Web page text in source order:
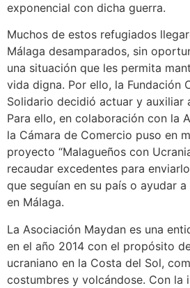
exponencial con dicha guerra.
Muchos de estos refugiados
Málaga desamparados, sin
una situación que les permita
vida digna. Por ello, la Fundación
Solidario decidió actuar y auxiliar
Para ello, en colaboración con la
la Cámara de Comercio puso en
proyecto “Malagueños con
recaudar excedentes para
que seguían en su país o ayudar
en Málaga.
La Asociación Maydan es una
en el año 2014 con el propósito
ucraniano en la Costa del Sol,
costumbres y volcándose. Con la